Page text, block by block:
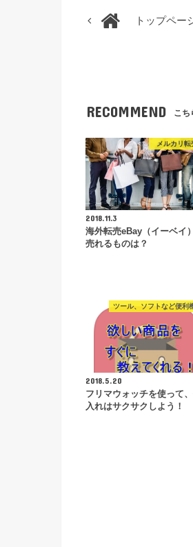
トップペー
RECOMMEND こち
メルカリ転
2018.11.3
海外転売eBay（イーベイ
売れるものは？
ツール、ソフトなど便利
2018.5.20
フリマウォッチを使って
入れはサクサクしよう！